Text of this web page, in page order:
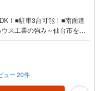
！■駐車3台可能！■南面道
ス工業の強み～仙台市を中
＜豊富な不動産知識＞戸
を問わず不動産を取り扱っ
商業施設、子育て環境や行
客様により良い物件選びを
ュー 20件